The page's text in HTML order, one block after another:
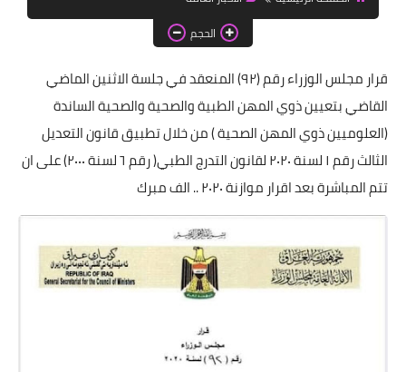
اخبار الطلبة
الاخبار العامة
الحجم
قرار مجلس الوزراء رقم (٩٢) المنعقد في جلسة الاثنين الماضي
القاضي بتعيين ذوي المهن الطبية والصحية والصحية الساندة
(العلوميين ذوي المهن الصحية ) من خلال تطبيق قانون التعديل
الثالث رقم ١ لسنة ٢٠٢٠ لقانون التدرج الطبي( رقم ٦ لسنة ٢٠٠٠) على ان
تتم المباشرة بعد اقرار موازنة ٢٠٢٠ .. الف مبرك